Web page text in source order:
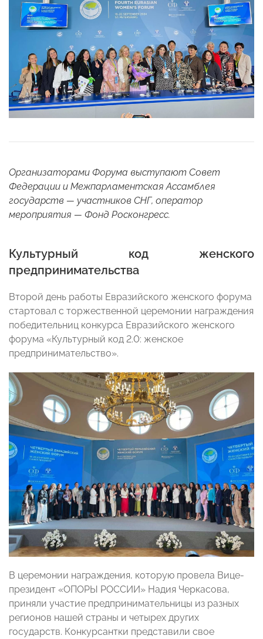
Организаторами Форума выступают Совет
Федерации и Межпарламентская Ассамблея
государств — участников СНГ, оператор
мероприятия — Фонд Росконгресс.
Культурный код женского
предпринимательства
Второй день работы Евразийского женского форума
стартовал с торжественной церемонии награждения
победительниц конкурса Евразийского женского
форума «Культурный код 2.0: женское
предпринимательство».
В церемонии награждения, которую провела Вице-
президент «ОПОРЫ РОССИИ» Надия Черкасова,
приняли участие предпринимательницы из разных
регионов нашей страны и четырех других
государств. Конкурсантки представили свое